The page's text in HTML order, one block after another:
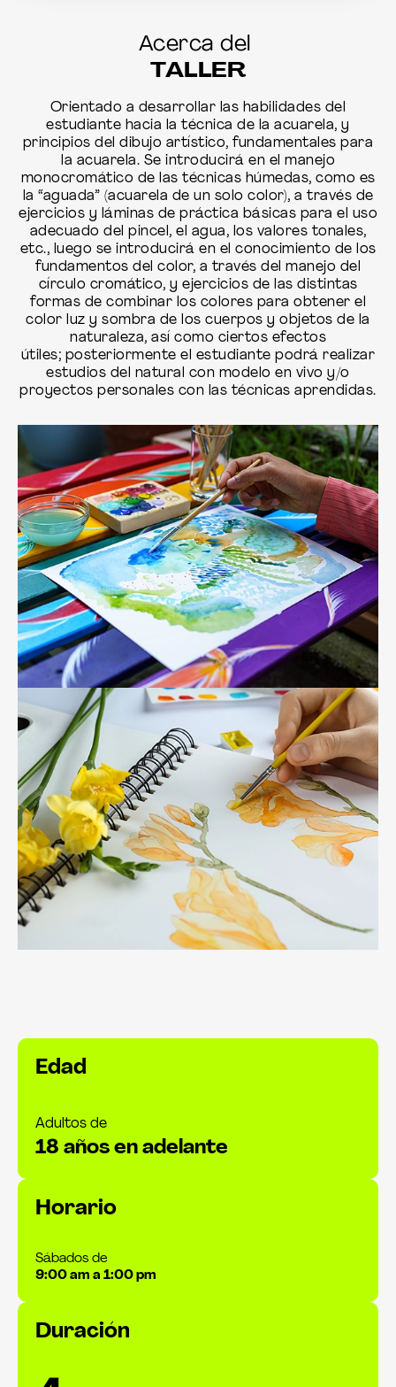
Acerca del
TALLER
Orientado a desarrollar las habilidades del
estudiante hacia la técnica de la acuarela, y
principios del dibujo artístico, fundamentales para
la acuarela. Se introducirá en el manejo
monocromático de las técnicas húmedas, como es
la “aguada” (acuarela de un solo color), a través de
ejercicios y láminas de práctica básicas para el uso
adecuado del pincel, el agua, los valores tonales,
etc., luego se introducirá en el conocimiento de los
fundamentos del color, a través del manejo del
círculo cromático, y ejercicios de las distintas
formas de combinar los colores para obtener el
color luz y sombra de los cuerpos y objetos de la
naturaleza, así como ciertos efectos
útiles; posteriormente el estudiante podrá realizar
estudios del natural con modelo en vivo y/o
proyectos personales con las técnicas aprendidas.
Edad
Adultos de
18 años en adelante
Horario
Sábados de
9:00 am a 1:00 pm
Duración